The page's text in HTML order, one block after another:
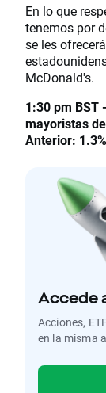
En lo que
tenemos por
se les
McDonald's.
1:30 pm BST
mayoristas
Anterior:
Accede
Acciones,
en la misma